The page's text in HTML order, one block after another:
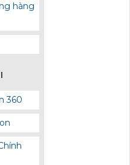
hàng
360